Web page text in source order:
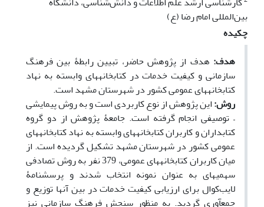
بین‌المللی امام رضا (ع)
چکیده
هدف: هدف از پژوهش حاضر، تبیین رابطۀ بین فرهنگ
سازمانی و کیفیت خدمات در کتابخانه­های وابسته به نهاد
کتابخانه­های عمومی کشور در شهرستان مشهد است.
روش:این پژوهش از نوع کاربردی است و به روش پیمایشی
– توصیفی انجام گرفته است. جامعۀ پژوهش از دو گروه
کتابداران و کاربران کتابخانه­های وابسته به نهاد کتابخانه­های
عمومی کشور در شهرستان مشهد تشکیل گردیده است. از
میان کاربران کتابخانه­های عمومی، 379 نفر به روش تصادفی
سهمیه­ای به عنوان نمونه انتخاب شدند و پرسشنامۀ
لایبکوال برای ارزیابی کیفیت خدمات در بین آن­ها توزیع و
جمع­آوری گردید. به منظور سنجش فرهنگ سازمانی نیز